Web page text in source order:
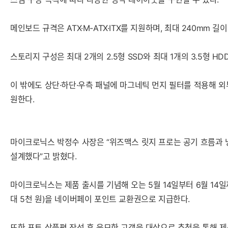
메인보드 규격은 ATX·M-ATX·ITX를 지원하며, 최대 240mm 길
스토리지 구성은 최대 2개의 2.5형 SSD와 최대 1개의 3.5형
이 밖에도 상단·하단·우측 패널에 마그네틱 먼지 필터를 적용
원한다.
마이크로닉스 박정수 사장은 “위즈맥스 릿지 프로는 공기 흐름
설계했다”고 밝혔다.
마이크로닉스는 제품 출시를 기념해 오는 5월 14일부터 6월 14
대 5천 원)을 네이버페이 포인트 교환권으로 지급한다.